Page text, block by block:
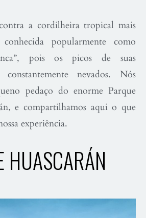
a cordilheira tropical mais
popularmente como
pois os picos de suas
constantemente nevados. Nós
pedaço do enorme Parque
e compartilhamos aqui o que
experiência.
HUASCARÁN